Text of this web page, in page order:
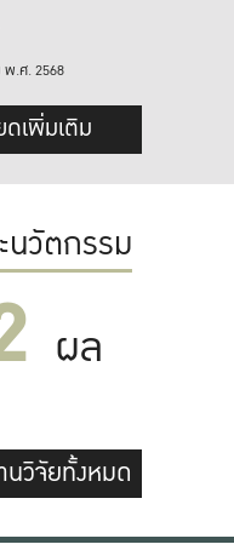
.ศ. 2568
ดเพิ่มเติม
นวัตกรรม
ผล
นวิจัยทั้งหมด